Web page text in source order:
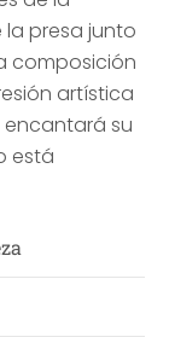
presa junto
composición
artística
su
está